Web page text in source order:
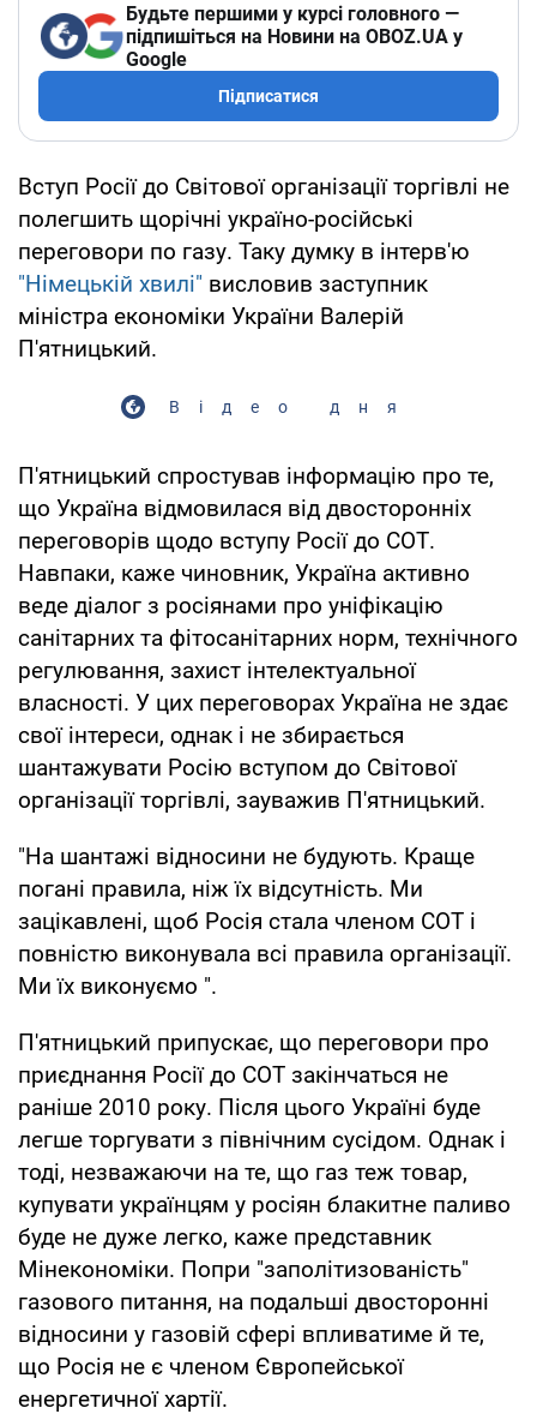
Будьте першими у курсі головного —
підпишіться на Новини на OBOZ.UA у
Google
Підписатися
Вступ Росії до Світової організації торгівлі не
полегшить щорічні україно-російські
переговори по газу. Таку думку в інтерв'ю
"Німецькій хвилі" висловив заступник
міністра економіки України Валерій
П'ятницький.
Відео дня
П'ятницький спростував інформацію про те,
що Україна відмовилася від двосторонніх
переговорів щодо вступу Росії до СОТ.
Навпаки, каже чиновник, Україна активно
веде діалог з росіянами про уніфікацію
санітарних та фітосанітарних норм, технічного
регулювання, захист інтелектуальної
власності. У цих переговорах Україна не здає
свої інтереси, однак і не збирається
шантажувати Росію вступом до Світової
організації торгівлі, зауважив П'ятницький.
"На шантажі відносини не будують. Краще
погані правила, ніж їх відсутність. Ми
зацікавлені, щоб Росія стала членом СОТ і
повністю виконувала всі правила організації.
Ми їх виконуємо ".
П'ятницький припускає, що переговори про
приєднання Росії до СОТ закінчаться не
раніше 2010 року. Після цього Україні буде
легше торгувати з північним сусідом. Однак і
тоді, незважаючи на те, що газ теж товар,
купувати українцям у росіян блакитне паливо
буде не дуже легко, каже представник
Мінекономіки. Попри "заполітизованість"
газового питання, на подальші двосторонні
відносини у газовій сфері впливатиме й те,
що Росія не є членом Європейської
енергетичної хартії.